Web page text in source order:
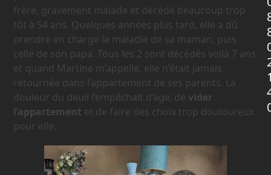
frère, gravement malade et décédé beaucoup trop
tôt à 54 ans. Quelques années plus tard, elle a dû
prendre en charge la maladie de sa maman, puis
celle de son papa. Tous les 2 sont décédés voilà 7 ans
et quand Martine m’appelle, elle n’était jamais
retournée dans l’appartement de ses parents. La
douleur du deuil l’empêchait d’agir, de vider
l’appartement et de faire des choix trop douloureux
pour elle.